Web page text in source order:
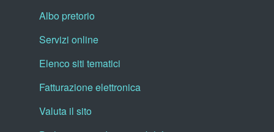
Albo pretorio
Servizi online
Elenco siti tematici
Fatturazione elettronica
Valuta il sito